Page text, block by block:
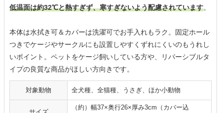
低温面は約32℃と熱すぎず、寒すぎないよう配慮されています。
本体は水拭き可＆カバーは洗濯可でお手入れもラク。固定ホール
つきでケージやサークルにも設置しやすくずれにくいのもうれし
いポイント。ペットをケージ飼いしている方や、リバーシブルタ
イプの良質な商品がほしい方向きです。
対象動物 全犬種、全猫種、うさぎ、ほか小動物
（約）幅37×奥行26×厚み3cm（カバー込